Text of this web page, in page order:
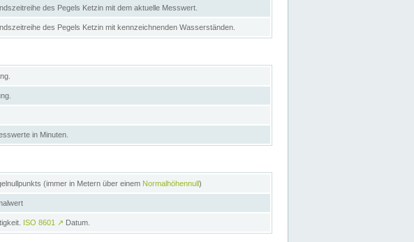
des Pegels Ketzin mit dem aktuelle Messwert.
des Pegels Ketzin mit kennzeichnenden Wasserständen.
in Minuten.
(immer in Metern über einem Normalhöhennull )
ISO 8601 ↗ Datum.